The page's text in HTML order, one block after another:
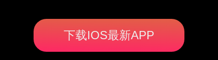
下载IOS最新APP